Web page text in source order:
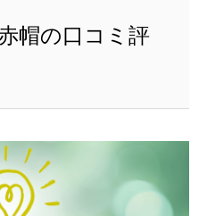
帽の口コミ評